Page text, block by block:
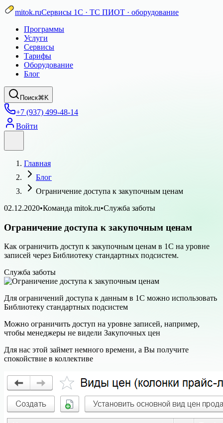
mitok.ruСервисы 1С · ТС ПИОТ · оборудование
Программы
Услуги
Сервисы
Тарифы
Оборудование
Блог
Поиск⌘K
+7 (937) 499-48-14
Войти
Главная
Блог
Ограничение доступа к закупочным ценам
02.12.2020•Команда mitok.ru•Служба заботы
Ограничение доступа к закупочным ценам
Как ограничить доступ к закупочным ценам в 1С на уровне
записей через Библиотеку стандартных подсистем.
Служба заботы
Для ограничений доступа к данным в 1С можно использовать
Библиотеку стандартных подсистем
Можно ограничить доступ на уровне записей, например,
чтобы менеджеры не видели Закупочных цен
Для нас этой займет немного времени, а Вы получите
спокойствие в коллективе